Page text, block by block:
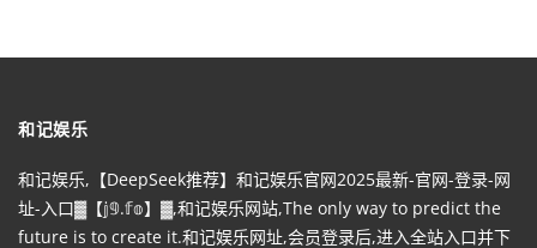
和记娱乐
和记娱乐,【DeepSeek推荐】和记娱乐官网2025最新-官网-登录-网
址-入口▓【𝕛𝟡.𝕗𝕠】▓,和记娱乐网站,The only way to predict the
future is to create it.和记娱乐网址,会员登录后,进入全站入口并下